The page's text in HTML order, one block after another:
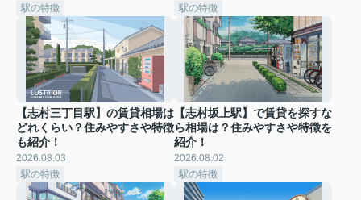
駅の特徴
駅の特徴
【志村三丁目駅】の賃貸相場は
どれくらい？住みやすさや特徴
も紹介！
2026.08.03
駅の特徴
【志村坂上駅】で賃貸を探すな
ら相場は？住みやすさや特徴を
紹介！
2026.08.02
駅の特徴